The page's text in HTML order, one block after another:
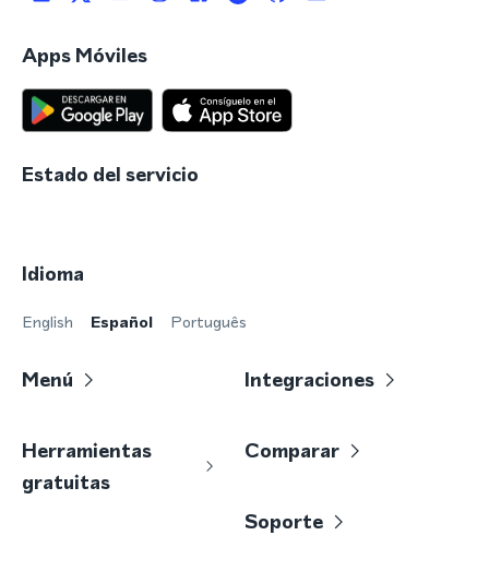
Apps Móviles
Estado del servicio
Idioma
English Español Português
Menú Integraciones
Herramientas
gratuitas
Comparar
Soporte